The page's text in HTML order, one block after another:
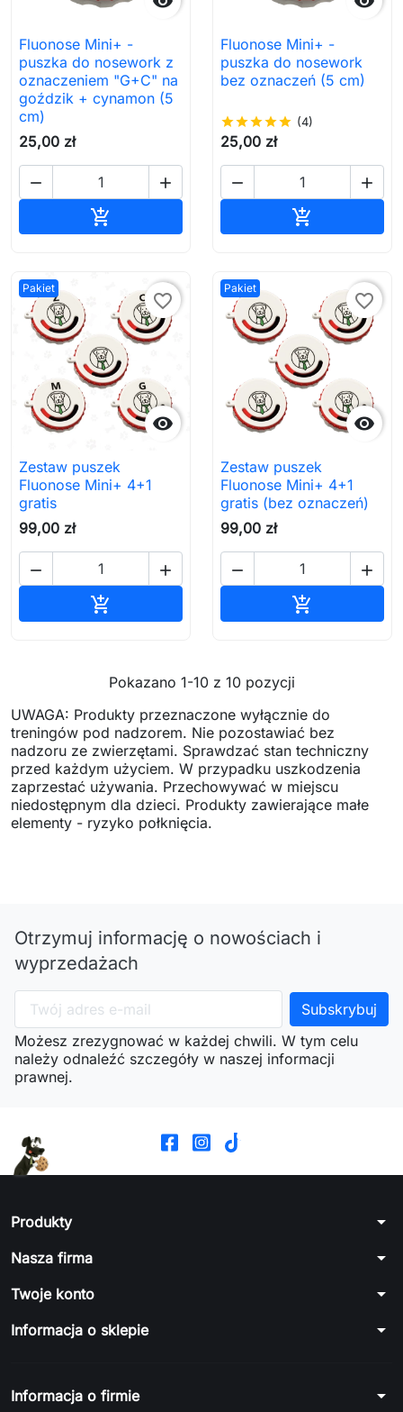
Fluonose Mini+ -
puszka do nosework z
oznaczeniem "G+C" na
goździk + cynamon (5
cm)
25,00 zł
 

Fluonose Mini+ -
puszka do nosework
bez oznaczeń (5 cm)
starstarstarstarstar (4)
25,00 zł
 

Pakiet

favorite_border
Zestaw puszek
Fluonose Mini+ 4+1
gratis
99,00 zł
 

Pakiet

favorite_border
Zestaw puszek
Fluonose Mini+ 4+1
gratis (bez oznaczeń)
99,00 zł
 

Pokazano 1-10 z 10 pozycji
UWAGA: Produkty przeznaczone wyłącznie do
treningów pod nadzorem. Nie pozostawiać bez
nadzoru ze zwierzętami. Sprawdzać stan techniczny
przed każdym użyciem. W przypadku uszkodzenia
zaprzestać używania. Przechowywać w miejscu
niedostępnym dla dzieci. Produkty zawierające małe
elementy - ryzyko połknięcia.
Otrzymuj informację o nowościach i
wyprzedażach
Możesz zrezygnować w każdej chwili. W tym celu
należy odnaleźć szczegóły w naszej informacji
prawnej.
Produkty arrow_drop_down
Nasza firma arrow_drop_down
Twoje konto arrow_drop_down
Informacja o sklepie arrow_drop_down
Informacja o firmie arrow_drop_down